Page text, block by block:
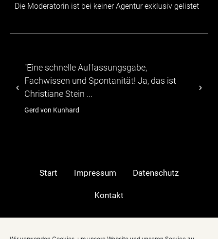
Die Moderatorin ist bei keiner Agentur exklusiv gelistet
"...Die Teilnehmer zeigten sich von dem
abwechslungsreichen Programm, durch das
TV-Moeratorin Christiane Stein führte."
hagebau
Start Impressum Datenschutz
Kontakt